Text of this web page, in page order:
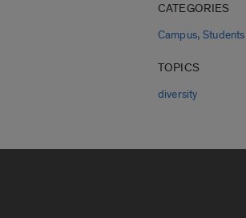
CATEGORIES
Campus,Students
TOPICS
diversity